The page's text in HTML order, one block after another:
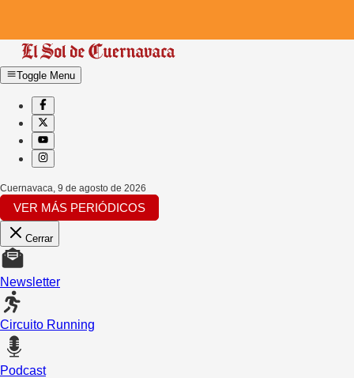
Toggle Menu
Cuernavaca 9 de agosto de 2026
VER MÁS PERIÓDICOS
Cerrar
Newsletter
Circuito Running
Podcast